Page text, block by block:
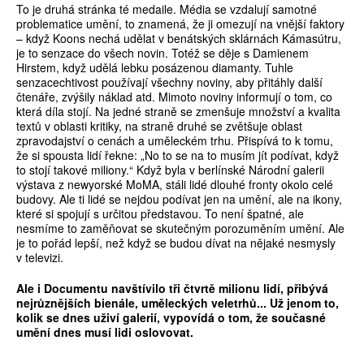
To je druhá stránka té medaile. Média se vzdalují samotné
problematice umění, to znamená, že ji omezují na vnější faktory
– když Koons nechá udělat v benátských sklárnách Kámasútru,
je to senzace do všech novin. Totéž se děje s Damienem
Hirstem, když udělá lebku posázenou diamanty. Tuhle
senzacechtivost používají všechny noviny, aby přitáhly další
čtenáře, zvýšily náklad atd. Mimoto noviny informují o tom, co
která díla stojí. Na jedné straně se zmenšuje množství a kvalita
textů v oblasti kritiky, na straně druhé se zvětšuje oblast
zpravodajství o cenách a uměleckém trhu. Přispívá to k tomu,
že si spousta lidí řekne: „No to se na to musím jít podívat, když
to stojí takové miliony.“ Když byla v berlínské Národní galerii
výstava z newyorské MoMA, stáli lidé dlouhé fronty okolo celé
budovy. Ale ti lidé se nejdou podívat jen na umění, ale na ikony,
které si spojují s určitou představou. To není špatné, ale
nesmíme to zaměňovat se skutečným porozuměním umění. Ale
je to pořád lepší, než když se budou dívat na nějaké nesmysly
v televizi.
Ale i Documentu navštívilo tři čtvrtě milionu lidí, přibývá
nejrůznějších bienále, uměleckých veletrhů... Už jenom to,
kolik se dnes uživí galerií, vypovídá o tom, že současné
umění dnes musí lidi oslovovat.